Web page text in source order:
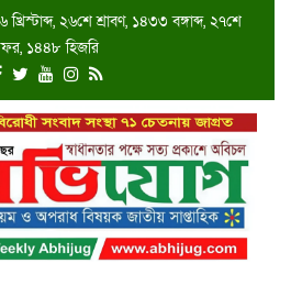
২৬শে শ্রাবণ, ১৪৩৩ বঙ্গাব্দ, ২৭শে
১৪৪৮ হিজরি